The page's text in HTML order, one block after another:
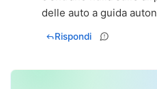
delle auto a guida
Rispondi